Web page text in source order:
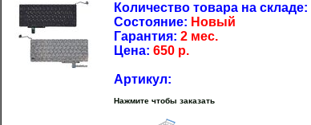
Количество товара на складе:
Состояние: Новый
Гарантия: 2 мес.
Цена: 650 р.
Артикул:
Нажмите чтобы заказать